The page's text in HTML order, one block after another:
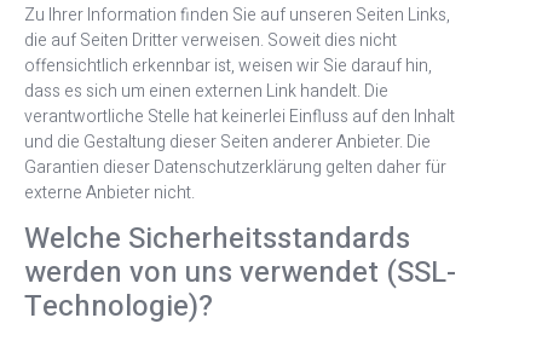
Zu Ihrer Information finden Sie auf unseren Seiten Links,
die auf Seiten Dritter verweisen. Soweit dies nicht
offensichtlich erkennbar ist, weisen wir Sie darauf hin,
dass es sich um einen externen Link handelt. Die
verantwortliche Stelle hat keinerlei Einfluss auf den Inhalt
und die Gestaltung dieser Seiten anderer Anbieter. Die
Garantien dieser Datenschutzerklärung gelten daher für
externe Anbieter nicht.
Welche Sicherheitsstandards
werden von uns verwendet (SSL-
Technologie)?